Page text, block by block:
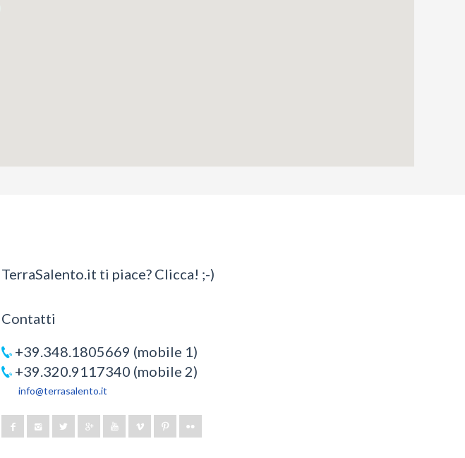
TerraSalento.it ti piace? Clicca! ;-)
Contatti
+39.348.1805669 (mobile 1)
+39.320.9117340 (mobile 2)
info@terrasalento.it